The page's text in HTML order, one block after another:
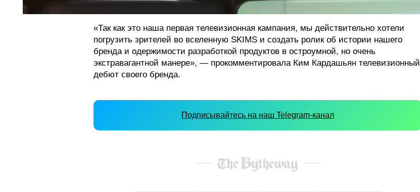
«Так как это наша первая телевизионная кампания, мы действительно хотели
погрузить зрителей во вселенную SKIMS и создать ролик об истории нашего
бренда и одержимости разработкой продуктов в остроумной, но очень
экстравагантной манере», — прокомментировала Ким Кардашьян телевизионный
дебют своего бренда.
Подписывайтесь на наш Telegram-канал